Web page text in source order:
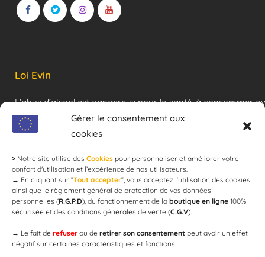
Gérer le consentement aux
cookies
> Notre site utilise des Cookies pour personnaliser et améliorer votre
confort d'utilisation et l’expérience de nos utilisateurs.
→ En cliquant sur ”Tout accepter”, vous acceptez l’utilisation des cookies
ainsi que le règlement général de protection de vos données
personnelles (R.G.P.D), du fonctionnement de la boutique en ligne 100%
sécurisée et des conditions générales de vente (C.G.V).
→ Le fait de refuser ou de retirer son consentement peut avoir un effet
négatif sur certaines caractéristiques et fonctions.
Loi Evin
L’abus d’alcool est dangereux pour la santé, à consommer
modération !
Newsletter
email